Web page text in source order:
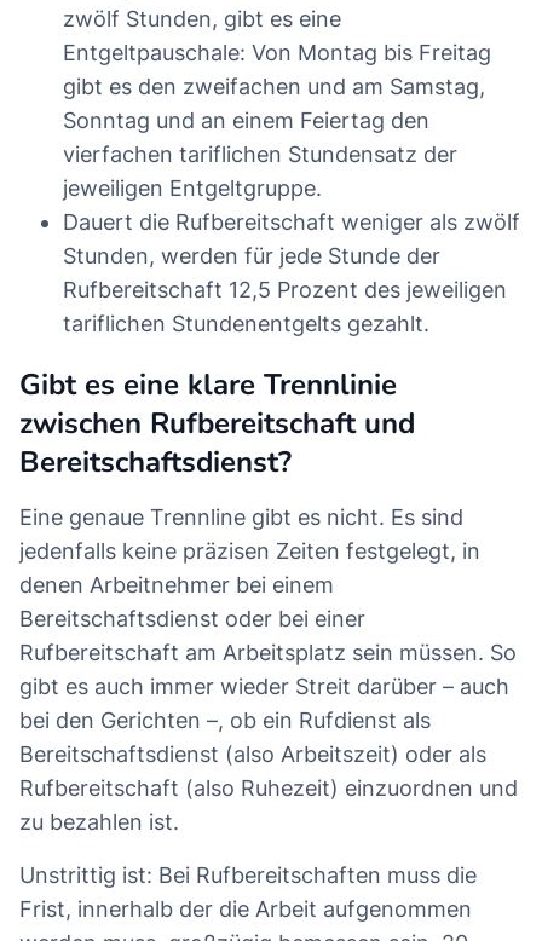
zwölf Stunden, gibt es eine
Entgeltpauschale: Von Montag bis Freitag
gibt es den zweifachen und am Samstag,
Sonntag und an einem Feiertag den
vierfachen tariflichen Stundensatz der
jeweiligen Entgeltgruppe.
Dauert die Rufbereitschaft weniger als zwölf
Stunden, werden für jede Stunde der
Rufbereitschaft 12,5 Prozent des jeweiligen
tariflichen Stundenentgelts gezahlt.
Gibt es eine klare Trennlinie
zwischen Rufbereitschaft und
Bereitschaftsdienst?
Eine genaue Trennline gibt es nicht. Es sind
jedenfalls keine präzisen Zeiten festgelegt, in
denen Arbeitnehmer bei einem
Bereitschaftsdienst oder bei einer
Rufbereitschaft am Arbeitsplatz sein müssen. So
gibt es auch immer wieder Streit darüber – auch
bei den Gerichten –, ob ein Rufdienst als
Bereitschaftsdienst (also Arbeitszeit) oder als
Rufbereitschaft (also Ruhezeit) einzuordnen und
zu bezahlen ist.
Unstrittig ist: Bei Rufbereitschaften muss die
Frist, innerhalb der die Arbeit aufgenommen